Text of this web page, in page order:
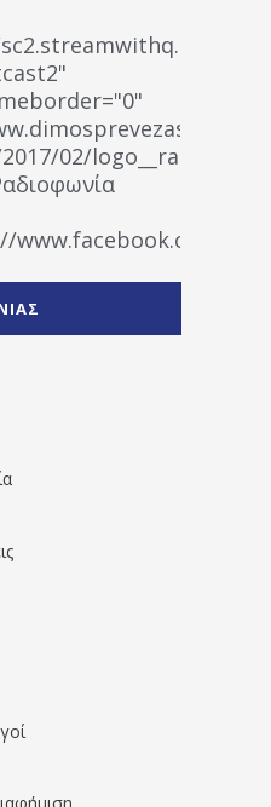
wp-
02/
" artist="" ]